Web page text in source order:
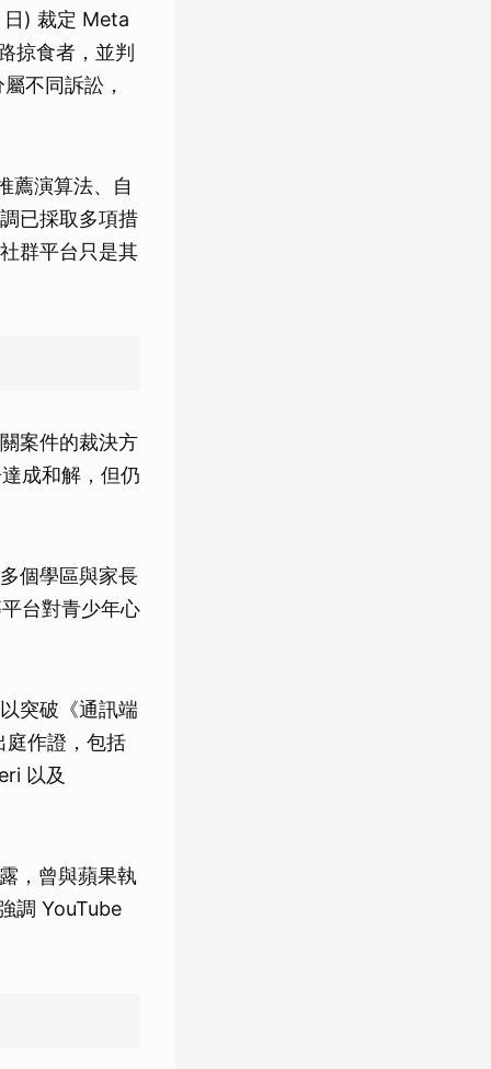
) 裁定 Meta
掠食者，並判
不同訴訟，
薦演算法、自
已採取多項措
群平台只是其
案件的裁決方
成和解，但仍
個學區與家長
台對青少年心
突破《通訊端
庭作證，包括
以及
，曾與蘋果執
調 YouTube